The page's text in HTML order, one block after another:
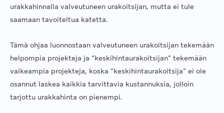
urakkahinnalla valveutuneen urakoitsijan, mutta ei tule
saamaan tavoiteltua katetta.
Tämä ohjaa luonnostaan valveutuneen urakoitsijan tekemään
helpompia projekteja ja “keskihintaurakoitsijan” tekemään
vaikeampia projekteja, koska “keskihintaurakoitsija” ei ole
osannut laskea kaikkia tarvittavia kustannuksia, jolloin
tarjottu urakkahinta on pienempi.